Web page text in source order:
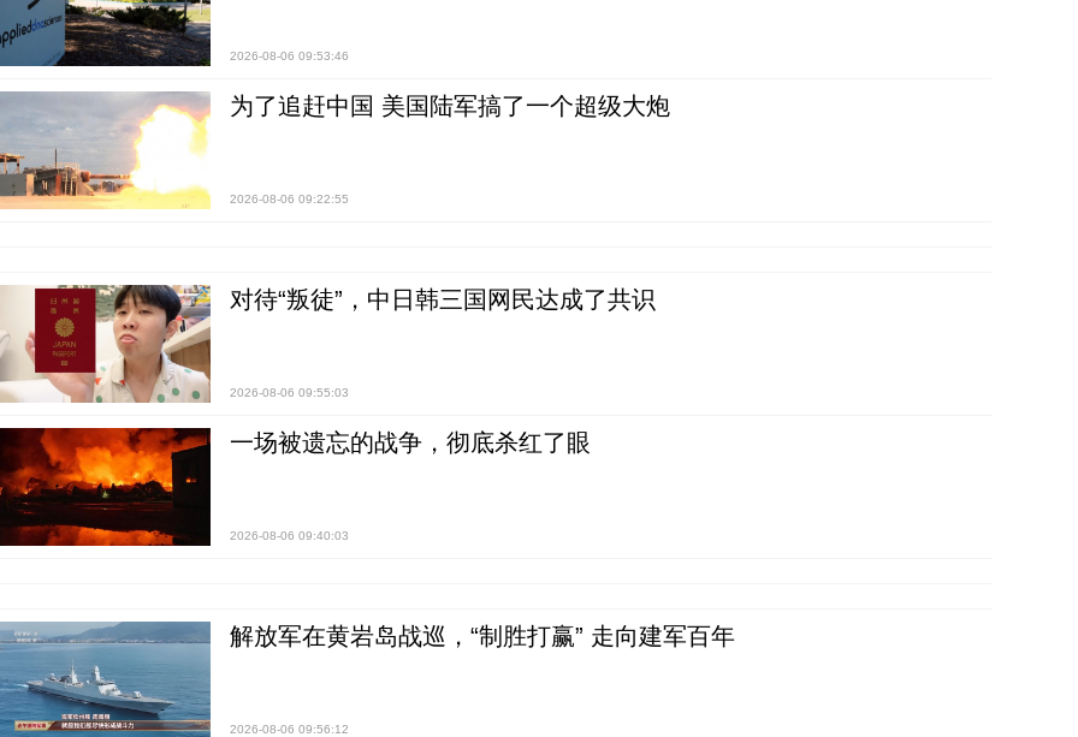
2026-08-06 09:53:46
为了追赶中国 美国陆军搞了一个超级大炮
2026-08-06 09:22:55
对待“叛徒”，中日韩三国网民达成了共识
2026-08-06 09:55:03
一场被遗忘的战争，彻底杀红了眼
2026-08-06 09:40:03
解放军在黄岩岛战巡，“制胜打赢” 走向建军百年
2026-08-06 09:56:12